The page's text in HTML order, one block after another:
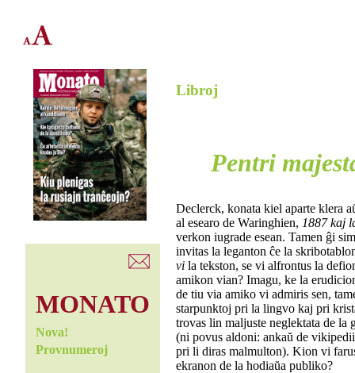
MONATO
Nova!
Provnumeroj
Libroj
Pentri
Declerck, konata kiel aparte klera
al esearo de Waringhien, 1887 kaj
verkon iugrade esean. Tamen ĝi
invitas la leganton ĉe la
vi la tekston, se vi alfrontus la
amikon vian? Imagu, ke la
de tiu via amiko vi admiris sen,
starpunktoj pri la lingvo kaj pri
trovas lin maljuste neglektata de la
(ni povus aldoni: ankaŭ de
pri li diras malmulton). Kion vi
ekranon de la hodiaŭa publiko?